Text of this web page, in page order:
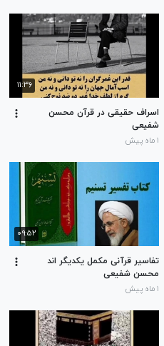
۱۱:۳۶
اسراف حقیقی در قرآن محسن
شفیعی
۱ ماه پیش
۰۹:۵۲
تفاسیر قرآنی مکمل یکدیگر اند
محسن شفیعی
۱ ماه پیش